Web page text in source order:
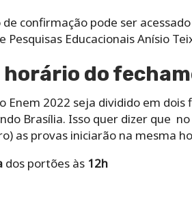
confirmação pode ser
Pesquisas Educacionais Anísio
horário do
Enem 2022 seja dividido em
Brasília. Isso quer dizer que
as provas iniciarão na mesma
dos portões às 12h